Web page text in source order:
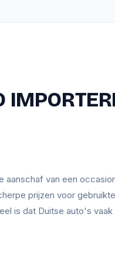
aanschaf van een
prijzen voor
is dat Duitse auto's vaak